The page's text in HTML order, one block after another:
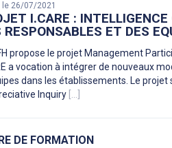
le 26/07/2021
I.CARE :
RESPONSABLES ET DES
propose le projet Management
a vocation à intégrer de nouveaux
dans les établissements. Le
Inquiry [...]
DE FORMATION